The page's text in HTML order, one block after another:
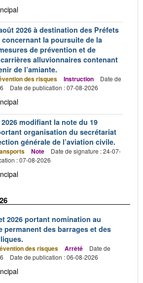
2026 à destination des Préfets
la poursuite de la
de prévention et de
alluvionnaires contenant
de l’amiante.
des risques Instruction
Date de
Date de publication : 07-08-2026
modifiant la note du 19
organisation du secrétariat
générale de l’aviation civile.
Note
Date de signature : 24-07-
: 07-08-2026
2026 portant nomination au
permanent des barrages et des
des risques Arrêté
Date de
Date de publication : 06-08-2026